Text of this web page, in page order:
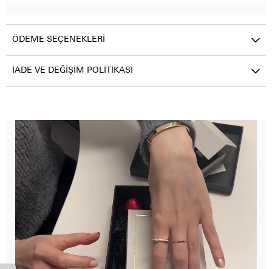
ÖDEME SEÇENEKLERI
İADE VE DEĞIŞIM POLITIKASI